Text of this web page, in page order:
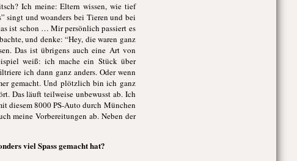
Ich meine: Eltern wissen, wie tief
singt und woanders bei Tieren und bei
ist schon … Mir persönlich passiert es
und denke: “Hey, die waren ganz
Das ist übrigens auch eine Art von
weiß: ich mache ein Stück über
ich dann ganz anders. Oder wenn
gemacht. Und plötzlich bin ich ganz
Das läuft teilweise unbewusst ab. Ich
diesem 8000 PS-Auto durch München
meine Vorbereitungen ab. Neben der
viel Spass gemacht hat?